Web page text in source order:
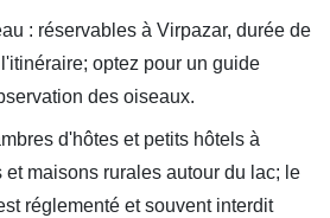
: réservables à Virpazar, durée de
optez pour un guide
des oiseaux.
d'hôtes et petits hôtels à
et maisons rurales autour du lac; le
réglementé et souvent interdit